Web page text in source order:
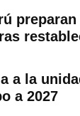
a la
a 2027